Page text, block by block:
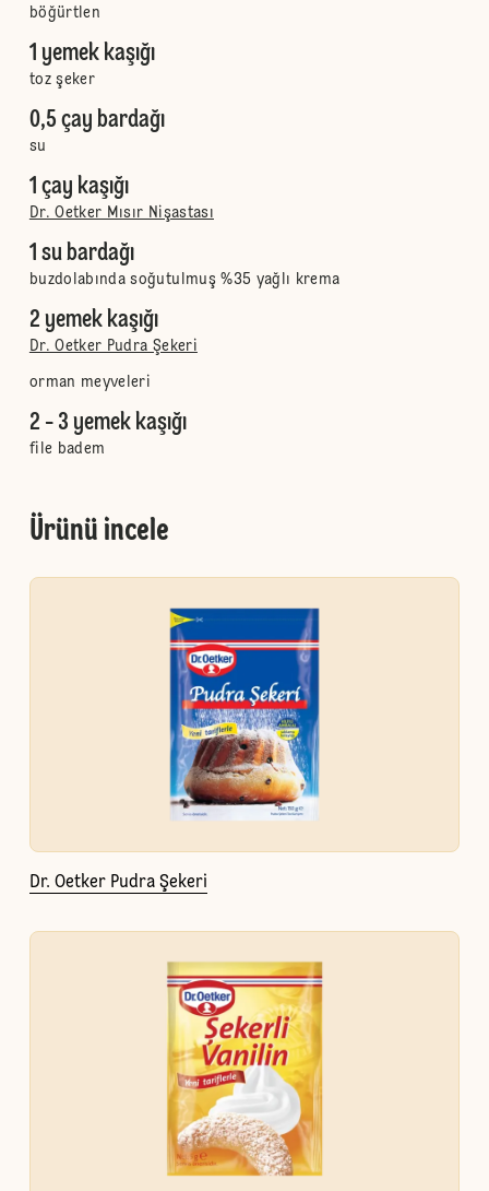
böğürtlen
1 yemek kaşığı
toz şeker
0,5 çay bardağı
su
1 çay kaşığı
Dr. Oetker Mısır Nişastası
1 su bardağı
buzdolabında soğutulmuş %35 yağlı krema
2 yemek kaşığı
Dr. Oetker Pudra Şekeri
orman meyveleri
2 - 3 yemek kaşığı
file badem
Ürünü incele
Dr. Oetker Pudra Şekeri